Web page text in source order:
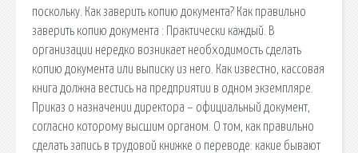
поскольку. Как заверить копию документа? Как правильно
заверить копию документа : Практически каждый. В
организации нередко возникает необходимость сделать
копию документа или выписку из него. Как известно, кассовая
книга должна вестись на предприятии в одном экземпляре.
Приказ о назначении директора – официальный документ,
согласно которому высшим органом. О том, как правильно
сделать запись в трудовой книжке о переводе: какие бывают